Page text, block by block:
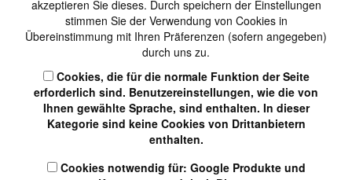
... und zum Schluss der Genuss
Kleine Käseplatte
Hausdessert
mit Biskuit und gedünsteten
Riccottacreme
auf Pfirsichmark
akzeptieren Sie dieses. Durch speichern der Einstellungen
stimmen Sie der Verwendung von Cookies in
Übereinstimmung mit Ihren Präferenzen (sofern angegeben)
durch uns zu.
Cookies, die für die normale Funktion der Seite
erforderlich sind. Benutzereinstellungen, wie die von
Ihnen gewählte Sprache, sind enthalten. In dieser
Kategorie sind keine Cookies von Drittanbietern
enthalten.
Cookies notwendig für: Google Produkte und